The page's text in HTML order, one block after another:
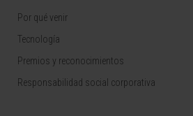
Por qué venir
Tecnología
Premios y reconocimientos
Responsabilidad social corporativa